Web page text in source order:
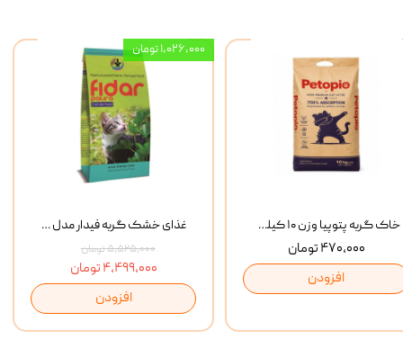
غذای خشک گربه فیدار مدل Adult وزن 10 کیلوگرم
۵,۵۲۵,۰۰۰ تومان
۴,۴۹۹,۰۰۰ تومان
افزودن
۱,۰۲۶,۰۰۰ تومان
خاک گربه پتوپیا وزن ۱۰ کیلوگرم
۴۷۰,۰۰۰ تومان
افزودن